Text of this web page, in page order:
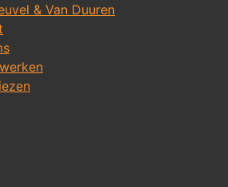
& Van Duuren